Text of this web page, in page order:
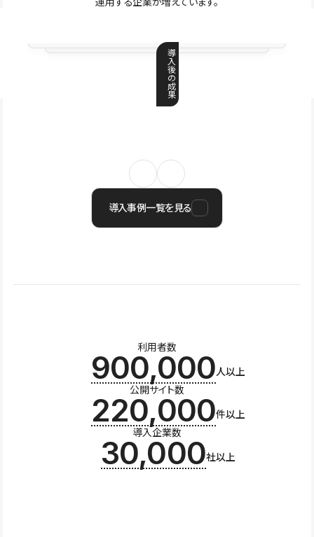
導
入
後
の
成
果
導入事例一覧を見る
利用者数
900,000人以上
公開サイト数
220,000件以上
導入企業数
30,000社以上